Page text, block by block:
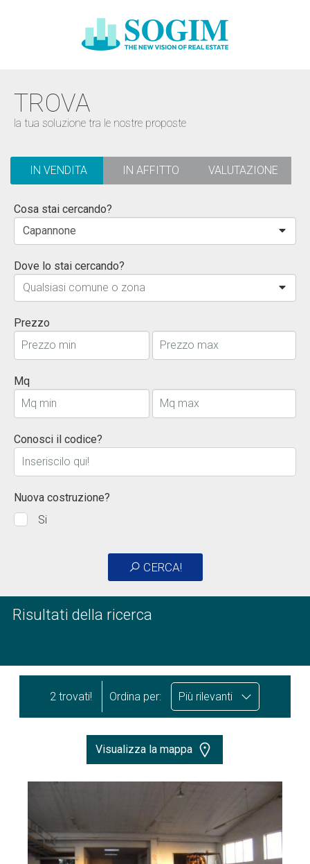
TROVA
la tua soluzione tra le nostre proposte
IN VENDITA IN AFFITTO VALUTAZIONE
Cosa stai cercando?
Capannone
Dove lo stai cercando?
Qualsiasi comune o zona
Prezzo
Mq
Conosci il codice?
Nuova costruzione?
Si
CERCA!
Risultati della ricerca
2 trovati! Ordina per: Più rilevanti
Visualizza la mappa